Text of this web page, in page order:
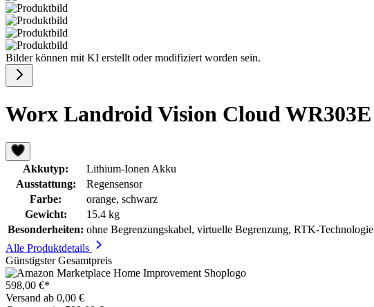
Bilder können mit KI erstellt oder modifiziert worden sein.
Worx Landroid Vision Cloud WR303E
Akkutyp:
Lithium-Ionen Akku
Ausstattung:
Regensensor
Farbe:
orange, schwarz
Gewicht:
15.4 kg
Besonderheiten: ohne Begrenzungskabel, virtuelle Begrenzung, RTK-Technologie
Alle Produktdetails
Günstigster Gesamtpreis
598,00 €*
Versand ab 0,00 €